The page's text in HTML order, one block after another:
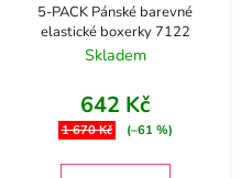
5-PACK Pánské barevné
elastické boxerky 7122
Skladem
642 Kč
1 670 Kč (–61 %)